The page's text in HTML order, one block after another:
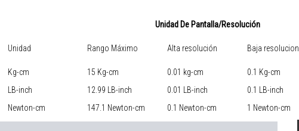
Unidad De Pantalla/Resolución
Unidad Rango Máximo Alta resolución Baja resolucion
Kg-cm
15 Kg-cm 0.01 kg-cm 0.1 Kg-cm
LB-inch
12.99 LB-inch 0.01 LB-inch 0.1 LB-inch
Newton-cm
147.1 Newton-cm 0.1 Newton-cm 1 Newton-cm